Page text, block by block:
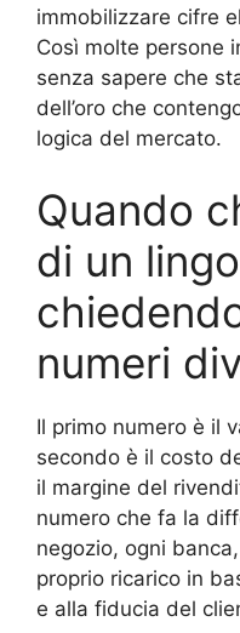
immobilizzare cifre
Così molte persone
senza sapere che
dell’oro che
logica del mercato.
Quando
di un
numeri
Il primo numero è il
secondo è il costo
il margine del
numero che fa la
negozio, ogni
proprio ricarico in
e alla fiducia del